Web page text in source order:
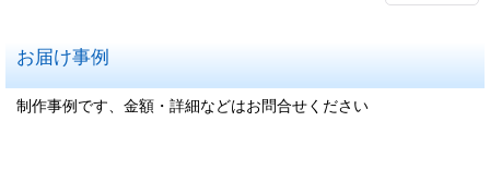
お届け事例
制作事例です、金額・詳細などはお問合せください